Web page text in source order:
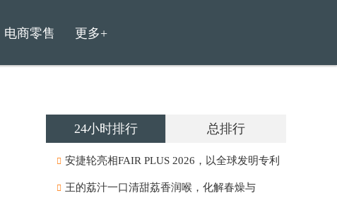
电商零售 更多+
24小时排行 总排行
安捷轮亮相FAIR PLUS 2026，以全球发明专利
王的荔汁一口清甜荔香润喉，化解春燥与